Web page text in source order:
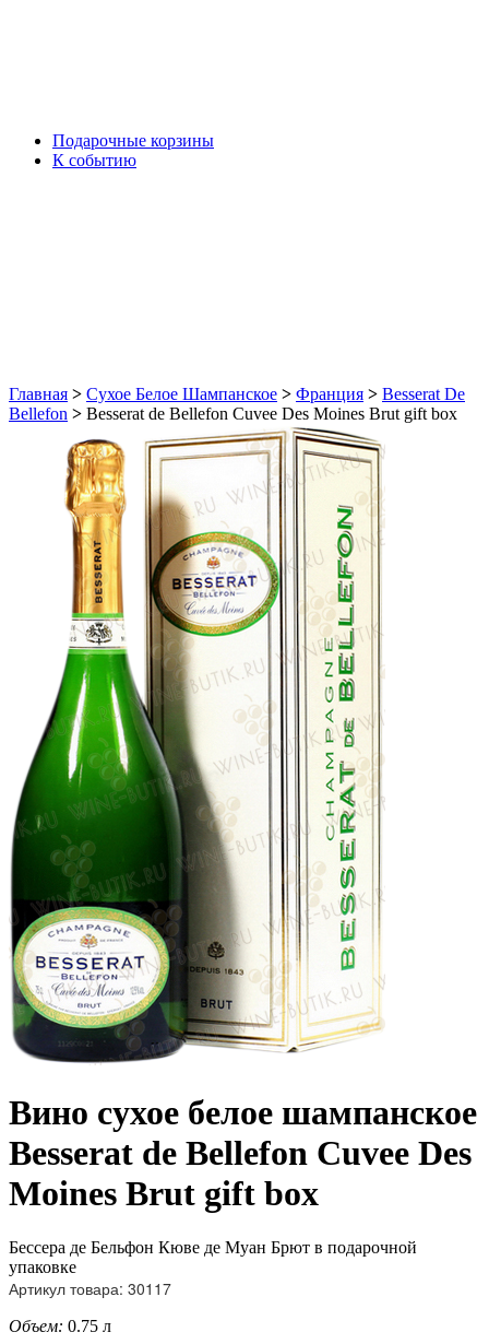
Подарочные корзины
К событию
Главная > Сухое Белое Шампанское > Франция > Besserat De
Bellefon > Besserat de Bellefon Cuvee Des Moines Brut gift box
Вино сухое белое шампанское
Besserat de Bellefon Cuvee Des
Moines Brut gift box
Бессера де Бельфон Кюве де Муан Брют в подарочной
упаковке
Артикул товара: 30117
Объем: 0.75 л